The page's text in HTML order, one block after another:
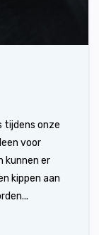
tijdens onze
voor
kunnen er
kippen aan